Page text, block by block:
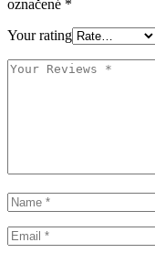
označené *
Your rating